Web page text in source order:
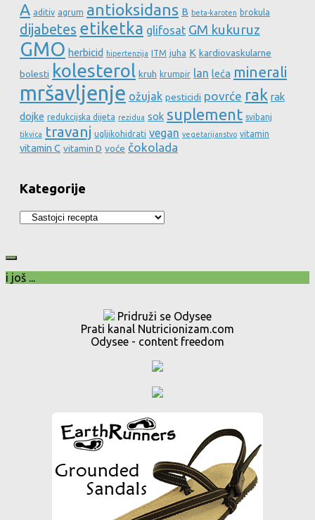
A aditiv agrum antioksidans B beta-karoten brokula
dijabetes etiketka glifosat GM kukuruz
GMO herbicid hipertenzija ITM juha K kardiovaskularne
bolesti kolesterol kruh krumpir lan leća minerali
mršavljenje ožujak pesticidi povrće rak rak
dojke redukcijska dijeta rezidua sok suplement svibanj
tikvica travanj ugljikohidrati vegan vegetarijanstvo vitamin
vitamin C vitamin D voće čokolada
Kategorije
Kategorije
i još ...
Pridruži se Odysee
Prati kanal Nutricionizam.com
Odysee - content freedom